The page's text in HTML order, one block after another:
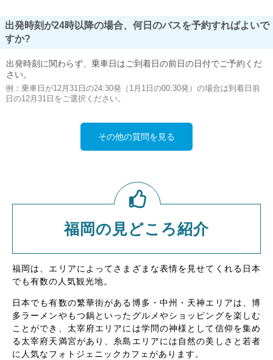
出発時刻が24時以降の場合、何日のバスを予約すればよいで
すか?
出発時刻に関わらず、乗車日はご到着日の前日の日付でご予約くだ
さい。
例：乗車日が12月31日の24:30発（1月1日の00:30発）の場合は到着日前
日の12月31日をご選択ください。
その他の質問を見る
福岡の見どころ紹介
福岡は、エリアによってさまざまな表情を見せてくれる日本
でも有数の人気観光地。
日本でも有数の繁華街がある博多・中州・天神エリアは、博
多ラーメンやもつ鍋といったグルメやショッピングを楽しむ
ことができ、太宰府エリアには学問の神様として信仰を集め
る太宰府天満宮があり、糸島エリアには自然の美しさと若者
に人気なフォトジェニックカフェがあります。